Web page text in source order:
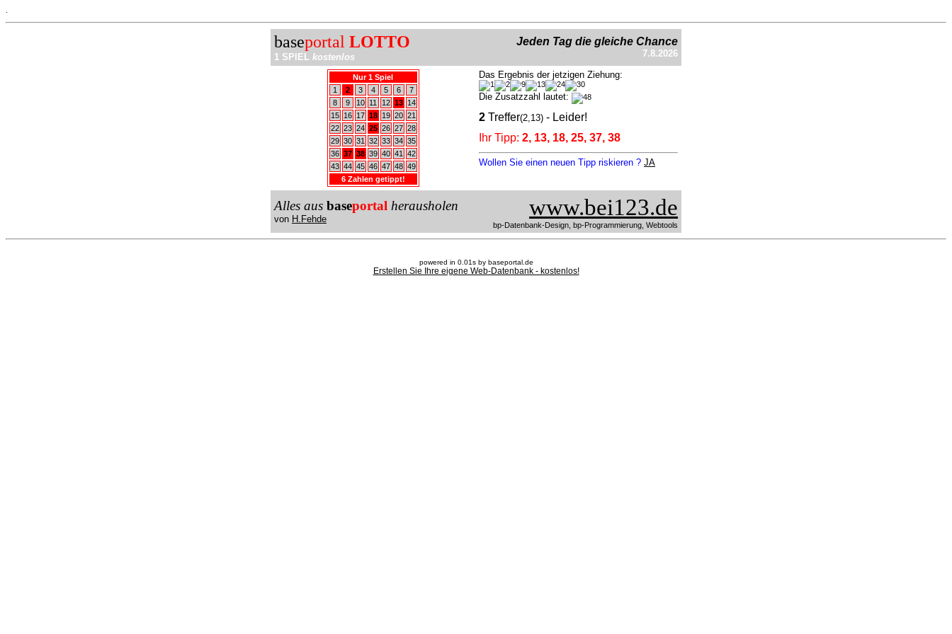
baseportal LOTTO
1 SPIEL kostenlos
Jeden Tag die gleiche Chance
7.8.2026
Nur 1 Spiel
1
2 3 4 5 6
7
8
9 10 11 12 13
14
15
16 17 18 19 20 21
22 23 24 25 26 27 28
29 30 31 32 33 34 35
36 37 38 39 40 41
42
43 44 45 46 47 48 49
6 Zahlen getippt!
Das Ergebnis der jetzigen Ziehung:
Die Zusatzzahl lautet:
2 Treffer(2,13) - Leider!
Ihr Tipp: 2, 13, 18, 25, 37, 38
Wollen Sie einen neuen Tipp riskieren ? JA
Alles aus baseportal herausholen
von H.Fehde www.bei123.de
bp-Datenbank-Design, bp-Programmierung, Webtools
powered in 0.01s by baseportal.de
Erstellen Sie Ihre eigene Web-Datenbank - kostenlos!